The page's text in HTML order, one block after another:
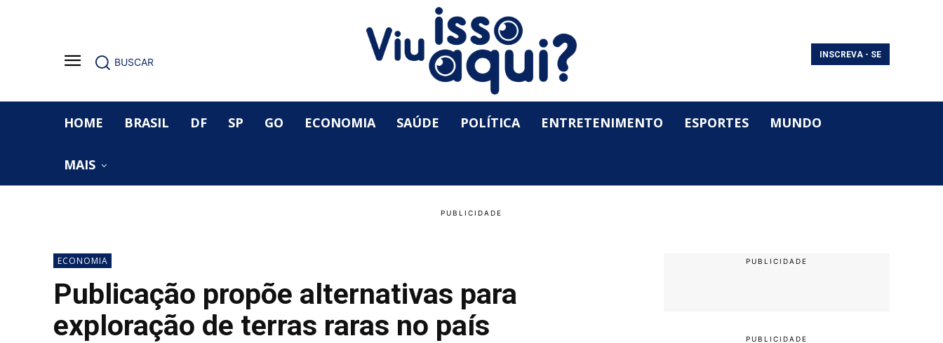
BUSCAR
INSCREVA - SE
HOME BRASIL DF SP GO ECONOMIA SAÚDE POLÍTICA ENTRETENIMENTO ESPORTES MUNDO
MAIS
ECONOMIA
Publicação propõe alternativas para
exploração de terras raras no país